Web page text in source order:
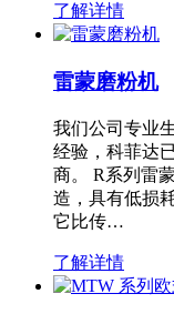
了解详情
雷蒙磨粉机
我们公司专业
经验，科菲达
商。 R系列雷
造，具有低损
它比传…
了解详情